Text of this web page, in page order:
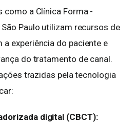
como a Clínica Forma -
Paulo utilizam recursos de
experiência do paciente e
do tratamento de canal.
trazidas pela tecnologia
digital (CBCT):